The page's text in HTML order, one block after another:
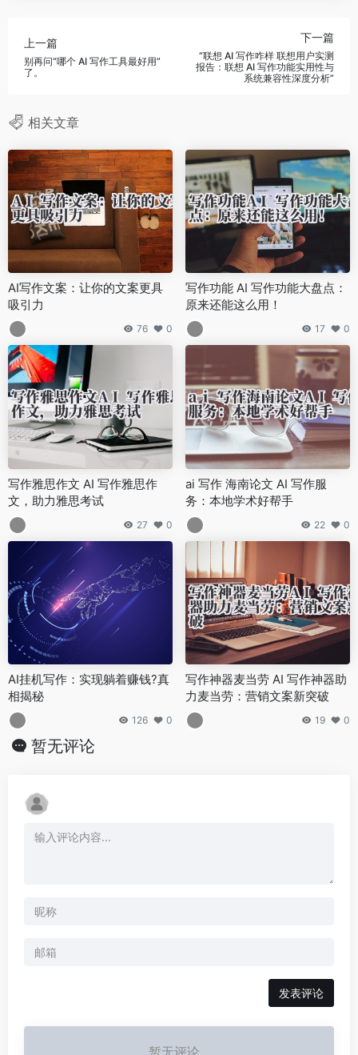
上一篇
别再问“哪个 AI 写作工具最好用”
了。
下一篇
“联想 AI 写作咋样 联想用户实测
报告：联想 AI 写作功能实用性与
系统兼容性深度分析”
相关文章
AI写作文案：让你的文案更具
吸引力
76 0
写作功能 AI 写作功能大盘点：
原来还能这么用！
17 0
写作雅思作文 AI 写作雅思作
文，助力雅思考试
27 0
ai 写作 海南论文 AI 写作服
务：本地学术好帮手
22 0
AI挂机写作：实现躺着赚钱?真
相揭秘
126 0
写作神器麦当劳 AI 写作神器助
力麦当劳：营销文案新突破
19 0
暂无评论
发表评论
暂无评论...